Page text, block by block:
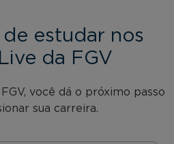
estudar nos
da FGV
você dá o próximo passo
sua carreira.